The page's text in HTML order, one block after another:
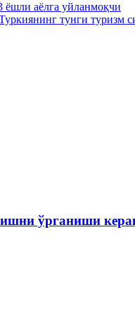
аёлга уйланмоқчи
тунги туризм
ўрганиши